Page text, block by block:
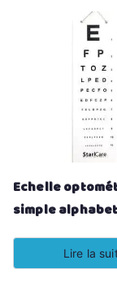
Echelle
simple alphabet
Lire la